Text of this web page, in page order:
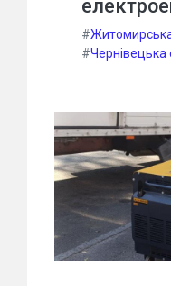
#
#Чернівецька